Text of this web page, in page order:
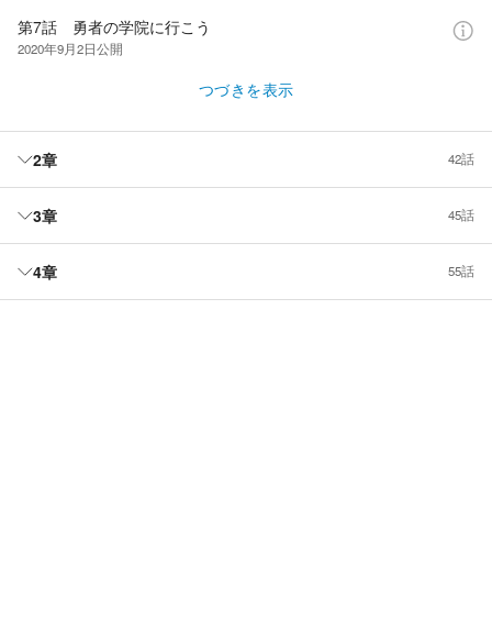
第7話 勇者の学院に行こう
2020年9月2日公開
つづきを表示
2章 42話
3章 45話
4章 55話